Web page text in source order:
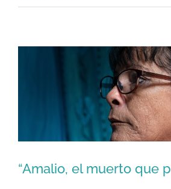
y
el
“Amalio, el muerto que